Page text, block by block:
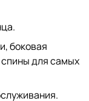
боковая
для самых